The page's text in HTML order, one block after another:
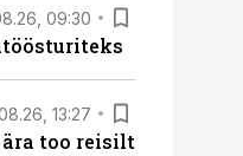
09:30
13:27
too reisilt